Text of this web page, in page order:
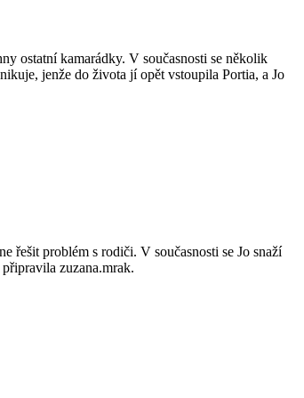
ostatní kamarádky. V současnosti se několik
jenže do života jí opět vstoupila Portia, a Jo
řešit problém s rodiči. V současnosti se Jo snaží
zuzana.mrak.